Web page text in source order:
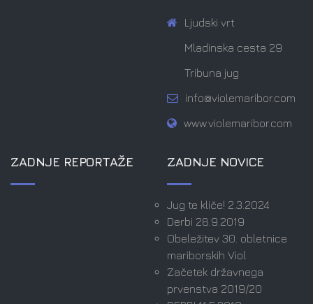
Ljudski vrt
Mladinska cesta 29
Tribuna jug
info@violemaribor.com
www.violemaribor.com
ZADNJE REPORTAŽE ZADNJE NOVICE
Jug te kliče! 2.3.2024
Derbi 28.9.2019
Obeležitev 30. obletnice
mariborskih Viol
Začetek državnega
prvenstva 2019/20